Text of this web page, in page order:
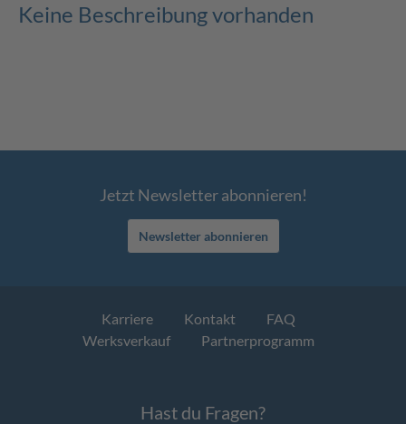
Keine Beschreibung vorhanden
Jetzt Newsletter abonnieren!
Newsletter abonnieren
Karriere Kontakt
FAQ
Werksverkauf
Partnerprogramm
Hast du Fragen?